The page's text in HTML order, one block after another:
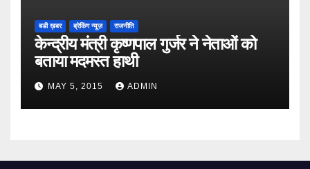
बडी ख़बर ब्रेकिंग न्यूज़ राजनीति
केन्द्रीय मंत्री कृष्णपाल गुर्जर ने नेताओं को
बताया मदमस्त हाथी
MAY 5, 2015 ADMIN